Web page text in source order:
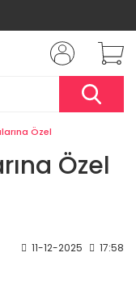
Özel
Özel
11-12-2025 17:58